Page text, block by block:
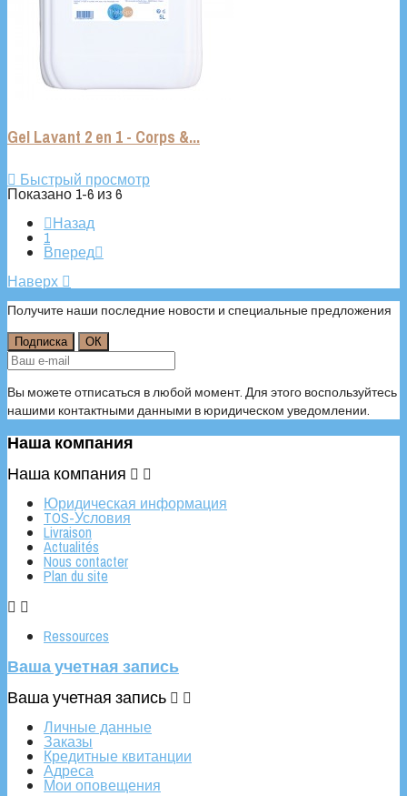
Gel Lavant 2 en 1 - Corps &...
 Быстрый просмотр
Показано 1-6 из 6
Назад
1
Вперед
Наверх 
Получите наши последние новости и специальные предложения
Вы можете отписаться в любой момент. Для этого воспользуйтесь
нашими контактными данными в юридическом уведомлении.
Наша компания
Наша компания  
Юридическая информация
TOS-Условия
Livraison
Actualités
Nous contacter
Plan du site
 
Ressources
Ваша учетная запись
Ваша учетная запись  
Личные данные
Заказы
Кредитные квитанции
Адреса
Мои оповещения